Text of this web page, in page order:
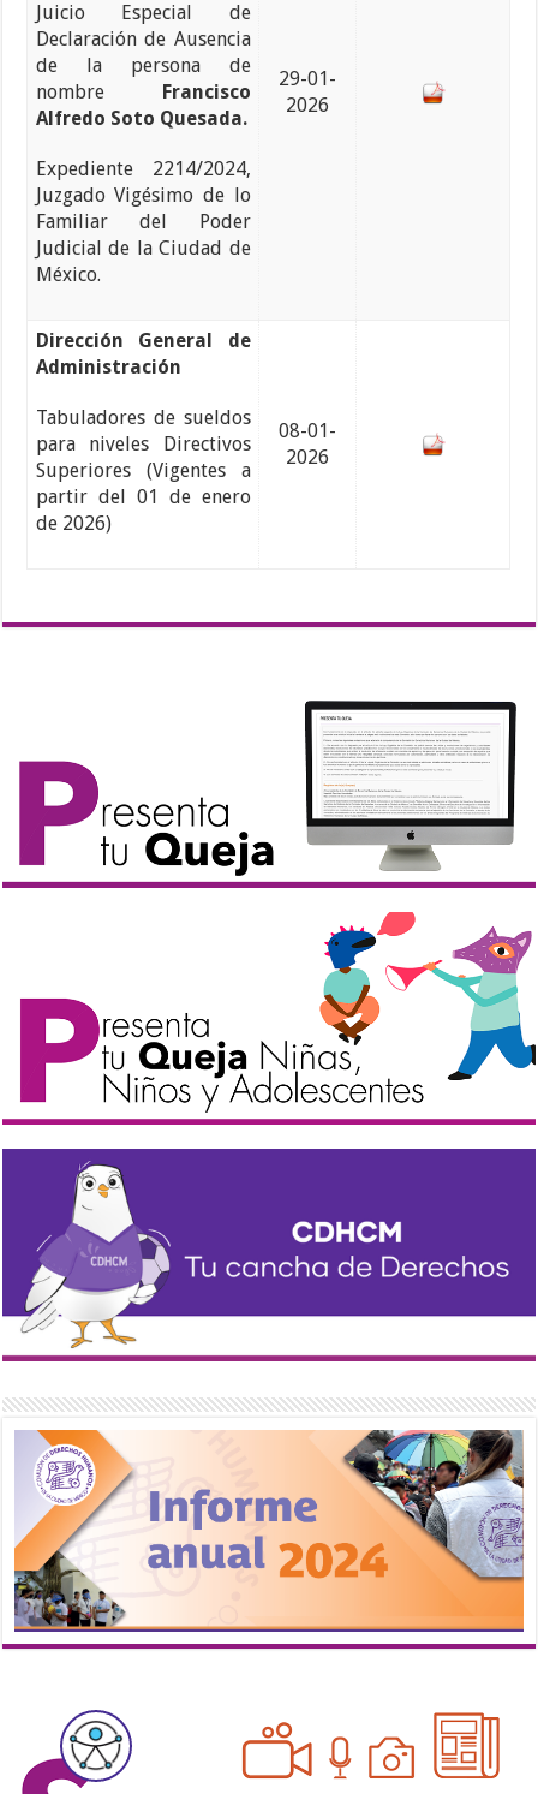
Juicio Especial de
Declaración de Ausencia
de la persona de
nombre
Francisco
Alfredo Soto Quesada.
Expediente 2214/2024,
Juzgado Vigésimo de lo
Familiar del Poder
Judicial de la Ciudad de
México.
29-01-
2026
Dirección General de
Administración
Tabuladores de sueldos
para niveles Directivos
Superiores (Vigentes a
partir del 01 de enero
de 2026)
08-01-
2026